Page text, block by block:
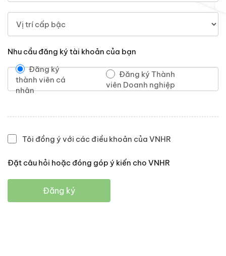
Nhu cầu đăng ký tài khoản của bạn
Đăng ký
thành viên cá
nhân
Đăng ký Thành
viên Doanh nghiệp
Tôi đồng ý với các điều khoản của VNHR
Đặt câu hỏi hoặc đóng góp ý kiến cho VNHR
Đăng ký